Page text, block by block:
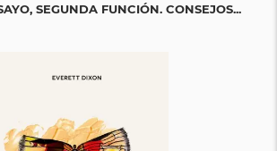
SEGUNDA FUNCIÓN. CONSEJOS...